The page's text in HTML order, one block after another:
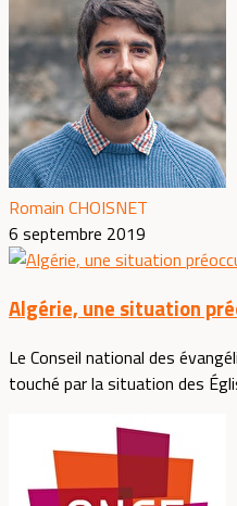
Romain CHOISNET
6 septembre 2019
Algérie, une situation
Le Conseil national des
touché par la situation des